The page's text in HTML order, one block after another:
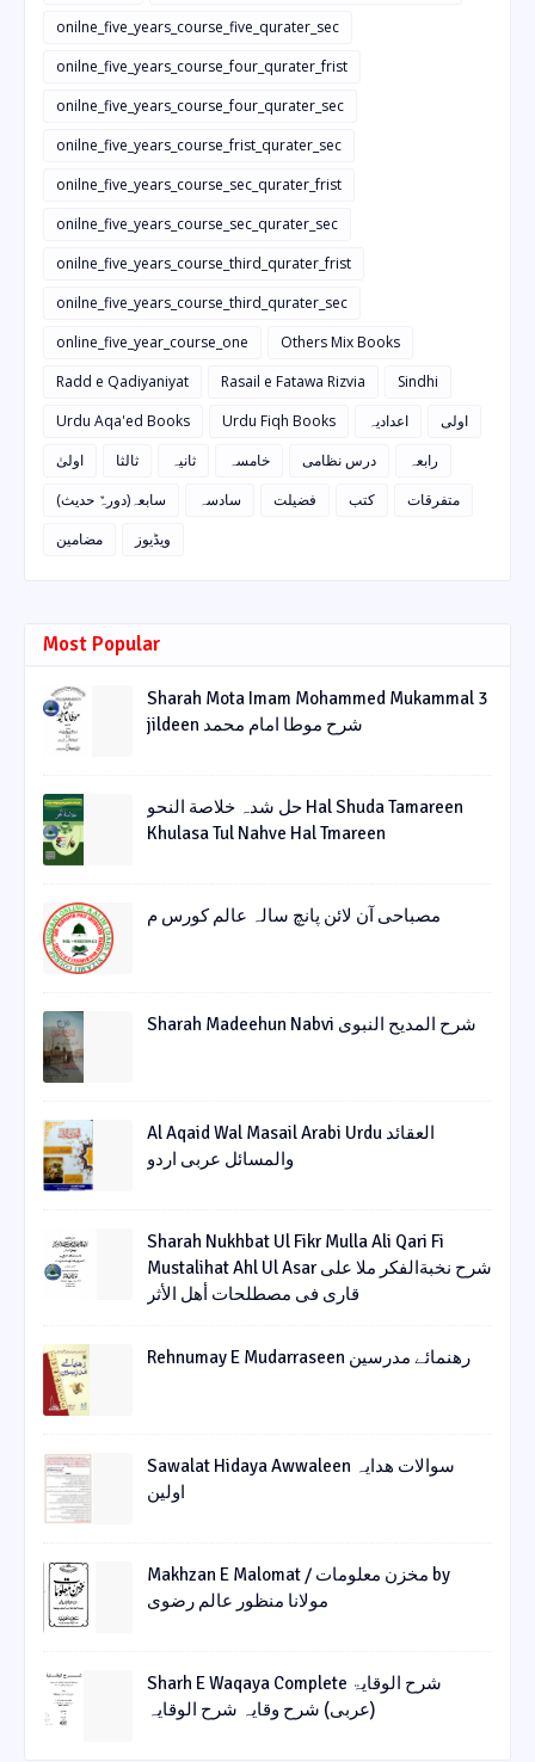
onilne_five_years_course_five_qurater_sec
onilne_five_years_course_four_qurater_frist
onilne_five_years_course_four_qurater_sec
onilne_five_years_course_frist_qurater_sec
onilne_five_years_course_sec_qurater_frist
onilne_five_years_course_sec_qurater_sec
onilne_five_years_course_third_qurater_frist
onilne_five_years_course_third_qurater_sec
online_five_year_course_one
Others Mix Books
Radd e Qadiyaniyat
Rasail e Fatawa Rizvia
Sindhi
Urdu Aqa'ed Books
Urdu Fiqh Books اعدادیہ
اولی
اولیٰ
ثالثا ثانیہ خامسہ درس نظامی
رابعہ
سابعہ(دورہٌ حدیث)
سادسہ فضیلت کتب
متفرقات
مضامین
ویڈیوز
Most Popular
Sharah Mota Imam Mohammed Mukammal 3
jildeen شرح موطا امام محمد
حل شدہ خلاصة النحو Hal Shuda Tamareen
Khulasa Tul Nahve Hal Tmareen
مصباحی آن لائن پانچ سالہ عالم کورس م
Sharah Madeehun Nabvi شرح المدیح النبوی
Al Aqaid Wal Masail Arabi Urdu العقائد
والمسائل عربی اردو
Sharah Nukhbat Ul Fikr Mulla Ali Qari Fi
Mustalihat Ahl Ul Asar شرح نخبةالفکر ملا علی
قاری فی مصطلحات أھل الأثر
Rehnumay E Mudarraseen رهنمائے مدرسین
Sawalat Hidaya Awwaleen سوالات ھدایہ
اولین
Makhzan E Malomat / مخزن معلومات by
مولانا منظور عالم رضوی
Sharh E Waqaya Complete شرح الوقایۃ
(عربی) شرح وقایہ شرح الوقایہ